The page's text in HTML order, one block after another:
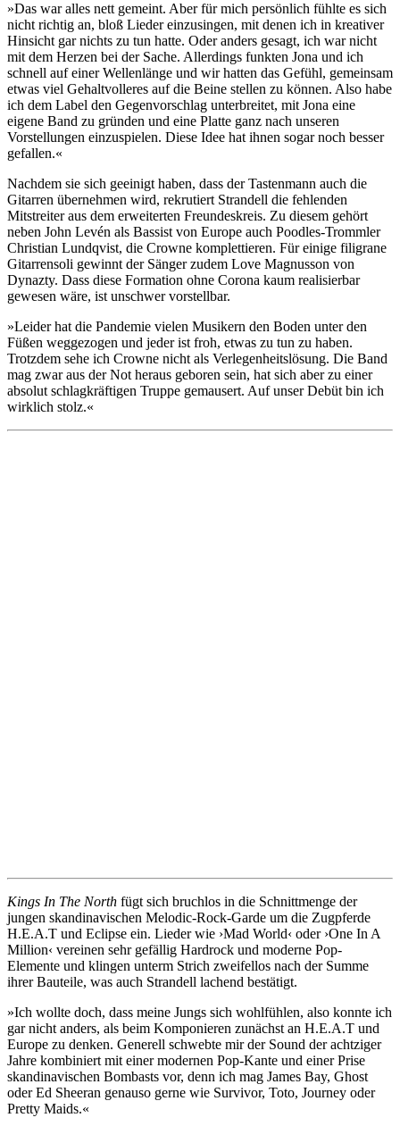
»Das war alles nett gemeint. Aber für mich persönlich fühlte es sich
nicht richtig an, bloß Lieder einzusingen, mit denen ich in kreativer
Hinsicht gar nichts zu tun hatte. Oder anders gesagt, ich war nicht
mit dem Herzen bei der Sache. Allerdings funkten Jona und ich
schnell auf einer Wellenlänge und wir hatten das Gefühl, gemeinsam
etwas viel Gehaltvolleres auf die Beine stellen zu können. Also habe
ich dem Label den Gegenvorschlag unterbreitet, mit Jona eine
eigene Band zu gründen und eine Platte ganz nach unseren
Vorstellungen einzuspielen. Diese Idee hat ihnen sogar noch besser
gefallen.«
Nachdem sie sich geeinigt haben, dass der Tastenmann auch die
Gitarren übernehmen wird, rekrutiert Strandell die fehlenden
Mitstreiter aus dem erweiterten Freundeskreis. Zu diesem gehört
neben John Levén als Bassist von Europe auch Poodles-Trommler
Christian Lundqvist, die Crowne komplettieren. Für einige filigrane
Gitarrensoli gewinnt der Sänger zudem Love Magnusson von
Dynazty. Dass diese Formation ohne Corona kaum realisierbar
gewesen wäre, ist unschwer vorstellbar.
»Leider hat die Pandemie vielen Musikern den Boden unter den
Füßen weggezogen und jeder ist froh, etwas zu tun zu haben.
Trotzdem sehe ich Crowne nicht als Verlegenheitslösung. Die Band
mag zwar aus der Not heraus geboren sein, hat sich aber zu einer
absolut schlagkräftigen Truppe gemausert. Auf unser Debüt bin ich
wirklich stolz.«
Kings In The North fügt sich bruchlos in die Schnittmenge der
jungen skandinavischen Melodic-Rock-Garde um die Zugpferde
H.E.A.T und Eclipse ein. Lieder wie ›Mad World‹ oder ›One In A
Million‹ vereinen sehr gefällig Hardrock und moderne Pop-
Elemente und klingen unterm Strich zweifellos nach der Summe
ihrer Bauteile, was auch Strandell lachend bestätigt.
»Ich wollte doch, dass meine Jungs sich wohlfühlen, also konnte ich
gar nicht anders, als beim Komponieren zunächst an H.E.A.T und
Europe zu denken. Generell schwebte mir der Sound der achtziger
Jahre kombiniert mit einer modernen Pop-Kante und einer Prise
skandinavischen Bombasts vor, denn ich mag James Bay, Ghost
oder Ed Sheeran genauso gerne wie Survivor, Toto, Journey oder
Pretty Maids.«